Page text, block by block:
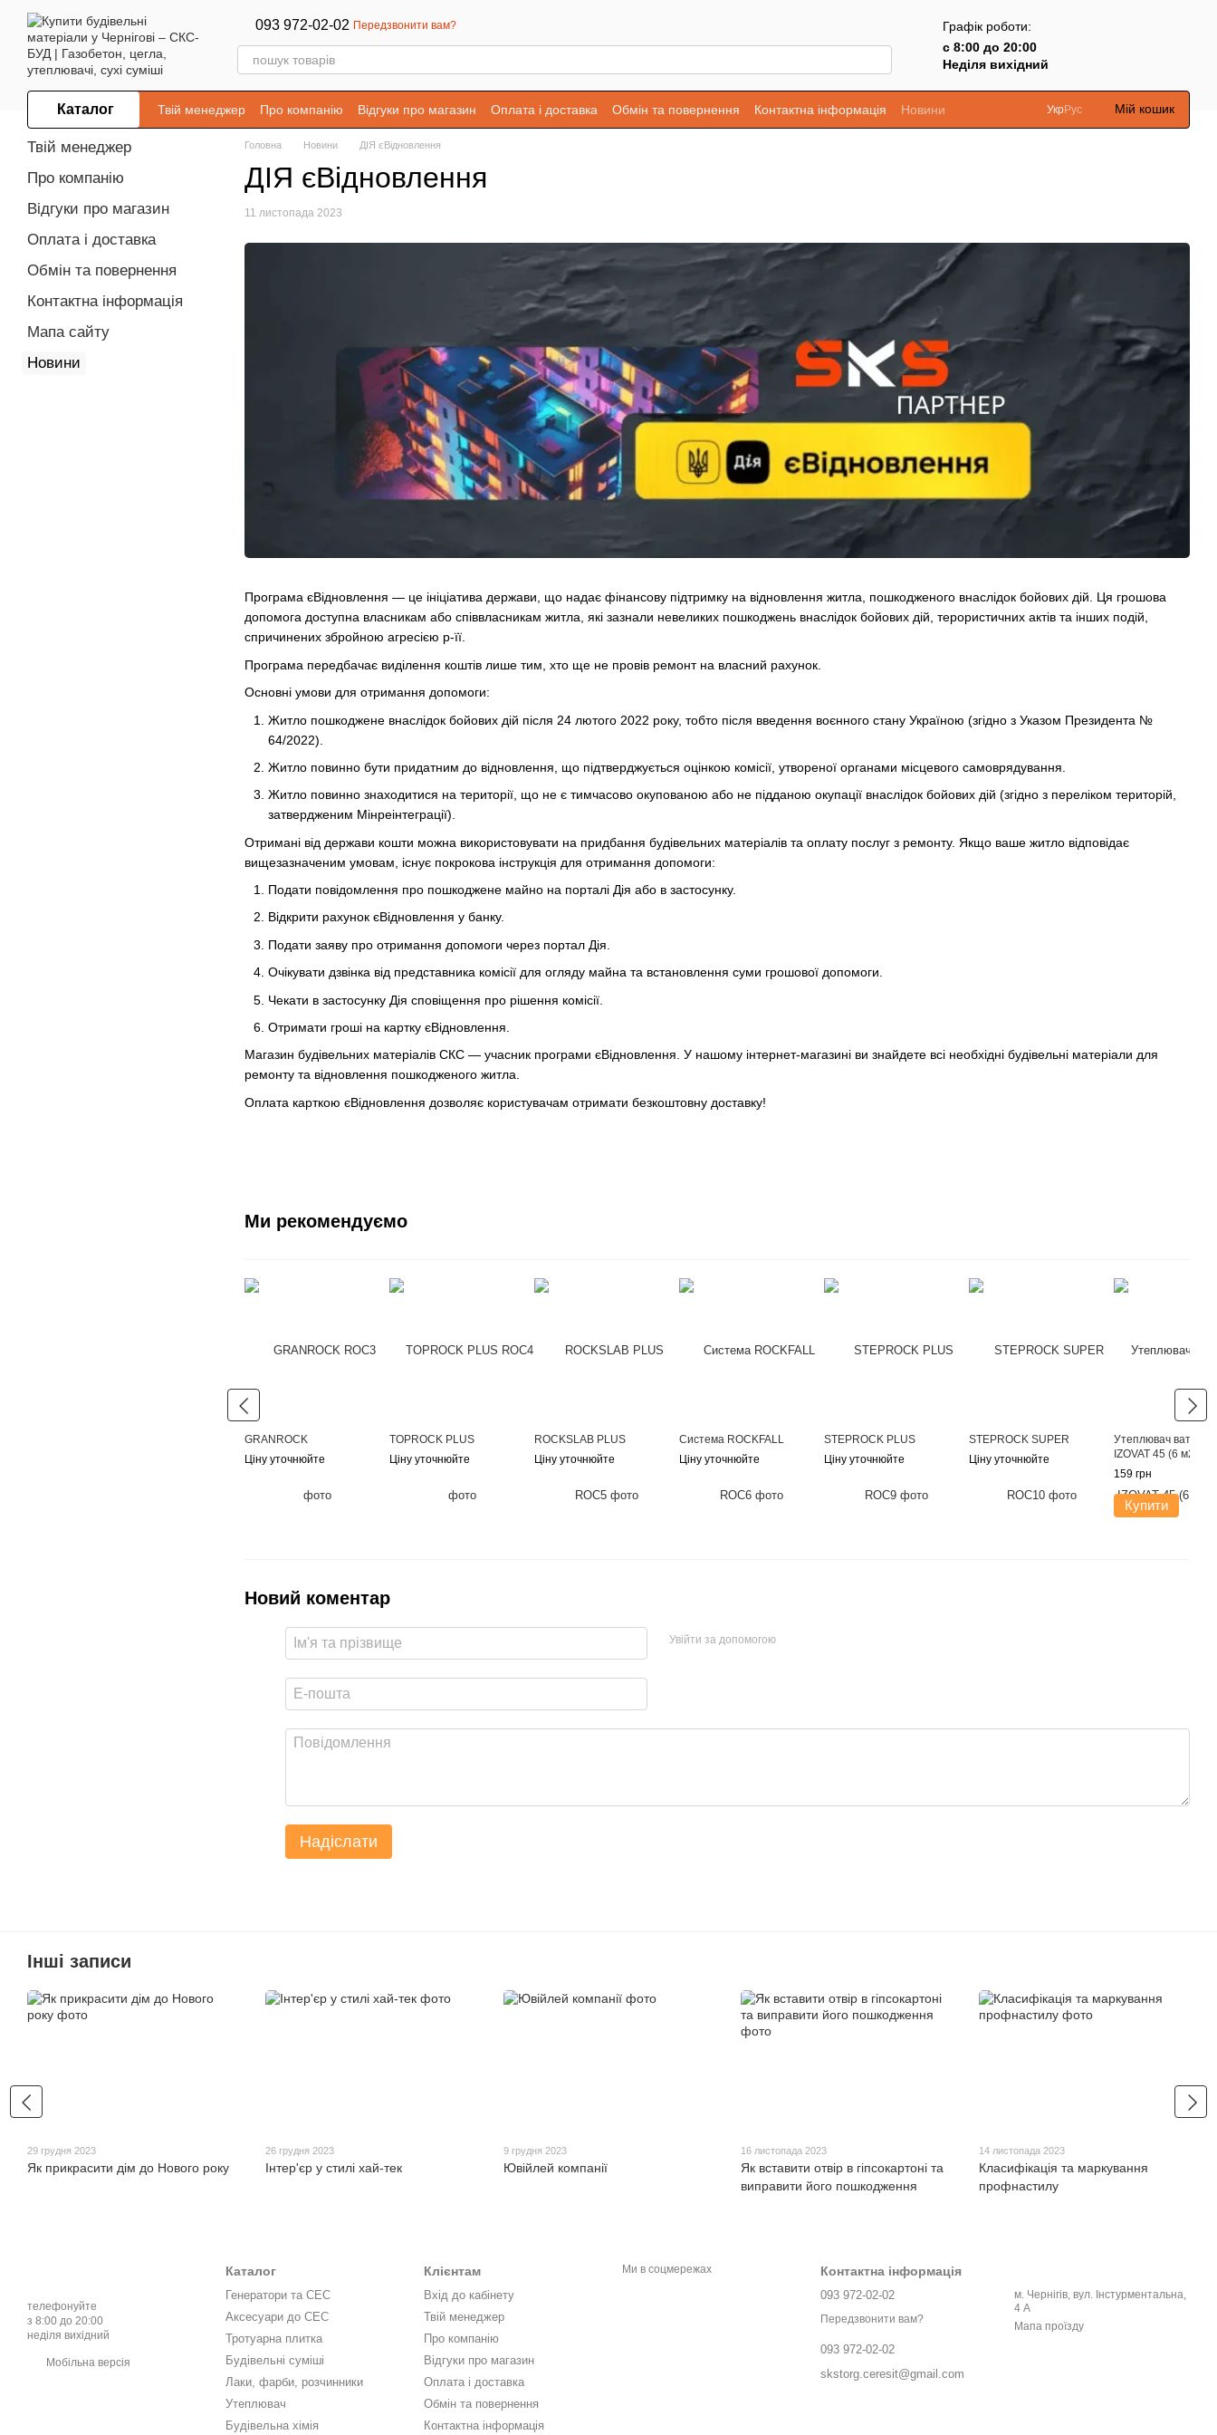
Перейти до основного контенту
093 972-02-02 Передзвонити вам?
Графік роботи:
с 8:00 до 20:00
Неділя вихідний
Каталог Твій менеджер Про компанію Відгуки про магазин Оплата і доставка Обмін та повернення Контактна інформація Новини УкрРус Мій кошик
Головна Новини ДІЯ єВідновлення
ДІЯ єВідновлення
11 листопада 2023
Програма єВідновлення — це ініціатива держави, що надає фінансову підтримку на відновлення житла, пошкодженого внаслідок бойових дій. Ця грошова
допомога доступна власникам або співвласникам житла, які зазнали невеликих пошкоджень внаслідок бойових дій, терористичних актів та інших подій,
спричинених збройною агресією р-її.
Програма передбачає виділення коштів лише тим, хто ще не провів ремонт на власний рахунок.
Основні умови для отримання допомоги:
Житло пошкоджене внаслідок бойових дій після 24 лютого 2022 року, тобто після введення воєнного стану Україною (згідно з Указом Президента №
64/2022).
Житло повинно бути придатним до відновлення, що підтверджується оцінкою комісії, утвореної органами місцевого самоврядування.
Житло повинно знаходитися на території, що не є тимчасово окупованою або не підданою окупації внаслідок бойових дій (згідно з переліком територій,
затвердженим Мінреінтеграції).
Отримані від держави кошти можна використовувати на придбання будівельних матеріалів та оплату послуг з ремонту. Якщо ваше житло відповідає
вищезазначеним умовам, існує покрокова інструкція для отримання допомоги:
Подати повідомлення про пошкоджене майно на порталі Дія або в застосунку.
Відкрити рахунок єВідновлення у банку.
Подати заяву про отримання допомоги через портал Дія.
Очікувати дзвінка від представника комісії для огляду майна та встановлення суми грошової допомоги.
Чекати в застосунку Дія сповіщення про рішення комісії.
Отримати гроші на картку єВідновлення.
Магазин будівельних матеріалів СКС — учасник програми єВідновлення. У нашому інтернет-магазині ви знайдете всі необхідні будівельні матеріали для
ремонту та відновлення пошкодженого житла.
Оплата карткою єВідновлення дозволяє користувачам отримати безкоштовну доставку!
Ми рекомендуємо
GRANROCK
Ціну уточнюйте
TOPROCK PLUS
Ціну уточнюйте
ROCKSLAB PLUS
Ціну уточнюйте
Система ROCKFALL
Ціну уточнюйте
STEPROCK PLUS
Ціну уточнюйте
STEPROCK SUPER
Ціну уточнюйте
Утеплювач вата 50
IZOVAT 45 (6 м2)
159 грн
Купити
Новий коментар
Увійти за допомогою
Надіслати
Твій менеджер
Про компанію
Відгуки про магазин
Оплата і доставка
Обмін та повернення
Контактна інформація
Мапа сайту
Новини
Інші записи
29 грудня 2023
Як прикрасити дім до Нового року
26 грудня 2023
Інтер'єр у стилі хай-тек
9 грудня 2023
Ювійлей компанії
16 листопада 2023
Як вставити отвір в гіпсокартоні та
виправити його пошкодження
14 листопада 2023
Класифікація та маркування
профнастилу
телефонуйте
з 8:00 до 20:00
неділя вихідний
Мобільна версія
Каталог
Генератори та СЕС
Аксесуари до СЕС
Тротуарна плитка
Будівельні суміші
Лаки, фарби, розчинники
Утеплювач
Будівельна хімія
Клієнтам
Вхід до кабінету
Твій менеджер
Про компанію
Відгуки про магазин
Оплата і доставка
Обмін та повернення
Контактна інформація
Ми в соцмережах Контактна інформація
093 972-02-02
Передзвонити вам?
093 972-02-02
skstorg.ceresit@gmail.com
м. Чернігів, вул. Інстурментальна,
4 А
Мапа проїзду